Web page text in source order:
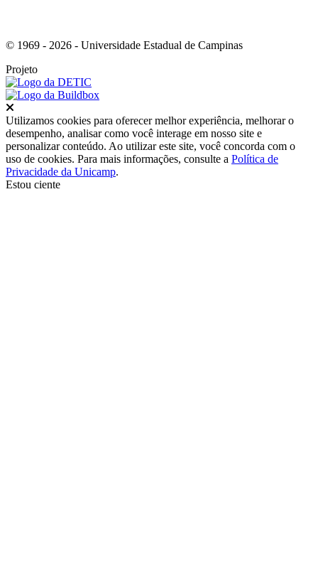
© 1969 - 2026 - Universidade Estadual de Campinas
Projeto
Utilizamos cookies para oferecer melhor experiência, melhorar o
desempenho, analisar como você interage em nosso site e
personalizar conteúdo. Ao utilizar este site, você concorda com o
uso de cookies. Para mais informações, consulte a Política de
Privacidade da Unicamp.
Estou ciente